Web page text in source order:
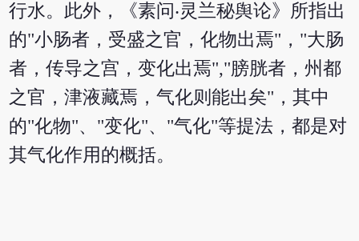
行水。此外，《素问‧灵兰秘舆论》所指出
的"小肠者，受盛之官，化物出焉"，"大肠
者，传导之宫，变化出焉","膀胱者，州都
之官，津液藏焉，气化则能出矣"，其中
的"化物"、"变化"、"气化"等提法，都是对
其气化作用的概括。